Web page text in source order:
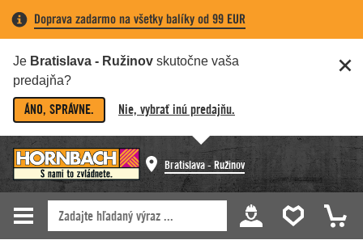
Doprava zadarmo na všetky balíky od 99 EUR
Je Bratislava - Ružinov skutočne vaša
predajňa?
ÁNO, SPRÁVNE. Nie, vybrať inú predajňu.
Bratislava - Ružinov